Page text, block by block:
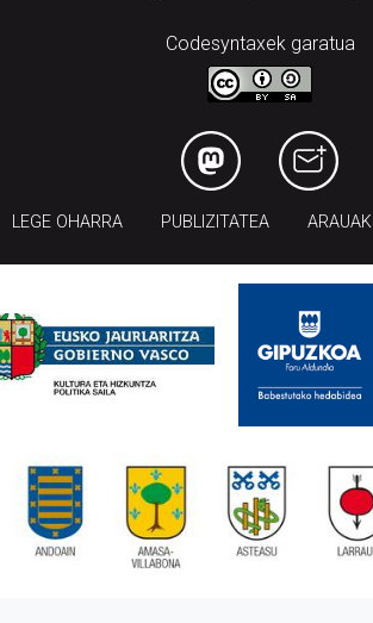
Codesyntaxek garatua
LEGE OHARRA PUBLIZITATEA ARAUAK